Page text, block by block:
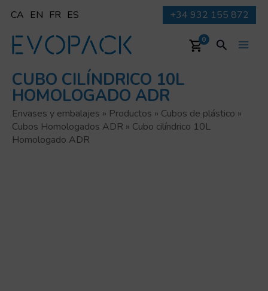
contenido
CA EN FR ES +34 932 155 872
0 Buscar
CUBO CILÍNDRICO 10L
HOMOLOGADO ADR
Envases y embalajes » Productos » Cubos de plástico »
Cubos Homologados ADR » Cubo cilíndrico 10L
Homologado ADR